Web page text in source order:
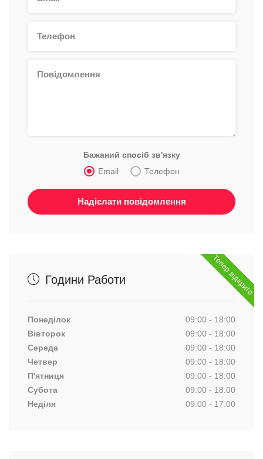
Бажаний спосіб зв'язку
Email
Телефон
Тепер відкрито
Години Работи
Понеділок
09:00 - 18:00
Вівторок
09:00 - 18:00
Середа
09:00 - 18:00
Четвер
09:00 - 18:00
П'ятниця
09:00 - 18:00
Субота
09:00 - 18:00
Неділя
09:00 - 17:00